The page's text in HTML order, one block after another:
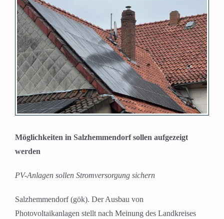
Bild
Möglichkeiten in Salzhemmendorf sollen aufgezeigt
werden
PV-Anlagen sollen Stromversorgung sichern
Salzhemmendorf (gök). Der Ausbau von
Photovoltaikanlagen stellt nach Meinung des Landkreises